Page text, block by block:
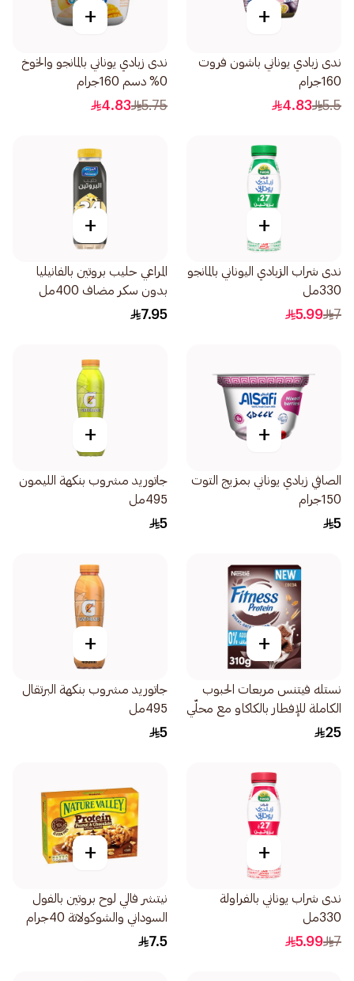
+
ندى زبادي يوناني باشون فروت
160جرام
5.5
4.83
+
ندى زبادي يوناني بالمانجو والخوخ
0% دسم 160جرام
5.75
4.83
+
ندى شراب الزبادي اليوناني بالمانجو
330مل
7
5.99
+
المراعي حليب بروتين بالفانيليا
بدون سكر مضاف 400مل
7.95
+
الصافي زبادي يوناني بمزيج التوت
150جرام
5
+
جاتوريد مشروب بنكهة الليمون
495مل
5
+
نستله فيتنس مربعات الحبوب
الكاملة للإفطار بالكاكاو مع محلّي
0% سكّر مضاف 310جرام
25
+
جاتوريد مشروب بنكهة البرتقال
495مل
5
+
ندى شراب يوناني بالفراولة
330مل
7
5.99
+
نيتشر فالي لوح بروتين بالفول
السوداني والشوكولاتة 40جرام
7.5